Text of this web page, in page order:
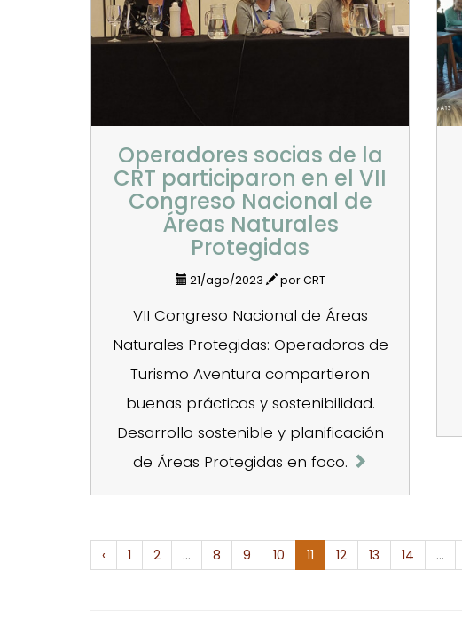
Operadores socias de la
CRT participaron en el VII
Congreso Nacional de
Áreas Naturales
Protegidas
21/ago/2023 por CRT
VII Congreso Nacional de Áreas
Naturales Protegidas: Operadoras de
Turismo Aventura compartieron
buenas prácticas y sostenibilidad.
Desarrollo sostenible y planificación
de Áreas Protegidas en foco.
‹ 1 2 ... 8 9 10 11 12 13 14 ...